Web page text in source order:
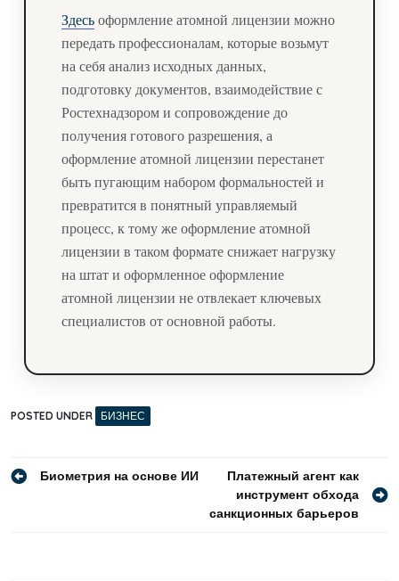
Здесьоформление атомной лицензии можно
передать профессионалам, которые возьмут
на себя анализ исходных данных,
подготовку документов, взаимодействие с
Ростехнадзором и сопровождение до
получения готового разрешения, а
оформление атомной лицензии перестанет
быть пугающим набором формальностей и
превратится в понятный управляемый
процесс, к тому же оформление атомной
лицензии в таком формате снижает нагрузку
на штат и оформленное оформление
атомной лицензии не отвлекает ключевых
специалистов от основной работы.
POSTED UNDER БИЗНЕС
Навигация
Биометрия на основе ИИ
Платежный агент как
инструмент обхода
санкционных барьеров